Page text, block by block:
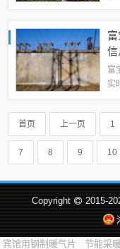
入
信
富
实
用
首页 上一页 1
7 8 9 10
Copyright 2015-
宾馆用钢制暖气片 节能采